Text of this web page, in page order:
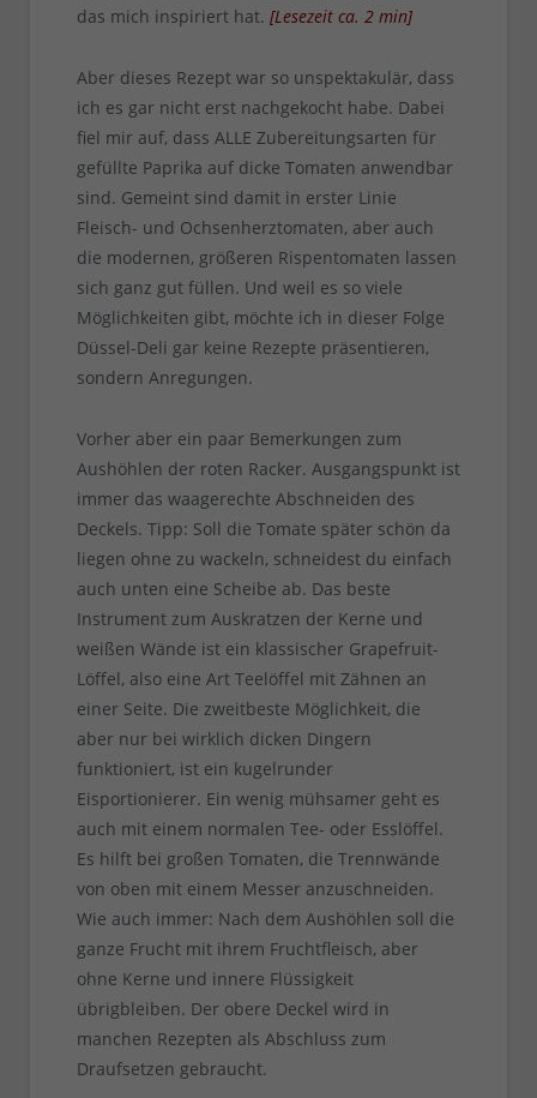
das mich inspiriert hat. [Lesezeit ca. 2 min]
Aber dieses Rezept war so unspektakulär, dass
ich es gar nicht erst nachgekocht habe. Dabei
fiel mir auf, dass ALLE Zubereitungsarten für
gefüllte Paprika auf dicke Tomaten anwendbar
sind. Gemeint sind damit in erster Linie
Fleisch- und Ochsenherztomaten, aber auch
die modernen, größeren Rispentomaten lassen
sich ganz gut füllen. Und weil es so viele
Möglichkeiten gibt, möchte ich in dieser Folge
Düssel-Deli gar keine Rezepte präsentieren,
sondern Anregungen.
Vorher aber ein paar Bemerkungen zum
Aushöhlen der roten Racker. Ausgangspunkt ist
immer das waagerechte Abschneiden des
Deckels. Tipp: Soll die Tomate später schön da
liegen ohne zu wackeln, schneidest du einfach
auch unten eine Scheibe ab. Das beste
Instrument zum Auskratzen der Kerne und
weißen Wände ist ein klassischer Grapefruit-
Löffel, also eine Art Teelöffel mit Zähnen an
einer Seite. Die zweitbeste Möglichkeit, die
aber nur bei wirklich dicken Dingern
funktioniert, ist ein kugelrunder
Eisportionierer. Ein wenig mühsamer geht es
auch mit einem normalen Tee- oder Esslöffel.
Es hilft bei großen Tomaten, die Trennwände
von oben mit einem Messer anzuschneiden.
Wie auch immer: Nach dem Aushöhlen soll die
ganze Frucht mit ihrem Fruchtfleisch, aber
ohne Kerne und innere Flüssigkeit
übrigbleiben. Der obere Deckel wird in
manchen Rezepten als Abschluss zum
Draufsetzen gebraucht.